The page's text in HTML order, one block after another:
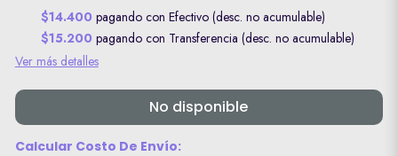
$14.400 pagando con Efectivo (desc. no acumulable)
$15.200 pagando con Transferencia (desc. no acumulable)
Ver más detalles
No disponible
Calcular Costo De Envío: